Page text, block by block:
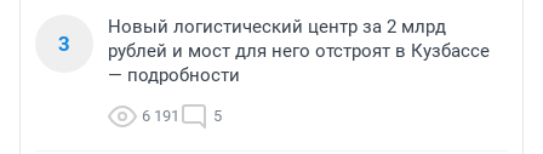
3
Новый логистический центр за 2 млрд
рублей и мост для него отстроят в Кузбассе
— подробности
6 191 5